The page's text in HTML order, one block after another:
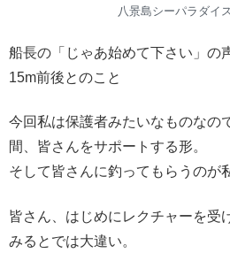
八景島シーパラダイ
船長の「じゃあ始めて下さい」の
15m前後とのこと
今回私は保護者みたいなものなの
間、皆さんをサポートする形。
そして皆さんに釣ってもらうのが
皆さん、はじめにレクチャーを受
みるとでは大違い。